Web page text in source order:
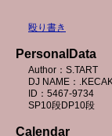
殴り書き
PersonalData
Author：S.TART
DJ NAME：
ID：5467-9734
SP10段DP10段
Calendar